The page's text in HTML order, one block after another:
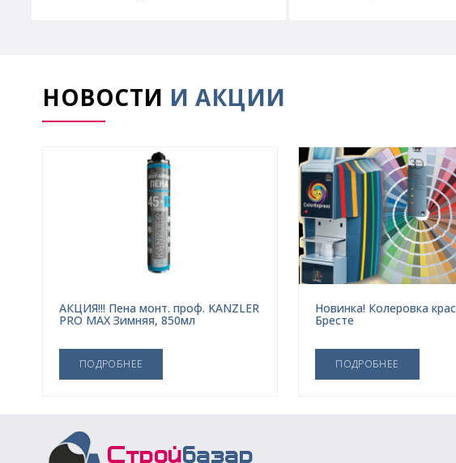
НОВОСТИ И АКЦИИ
АКЦИЯ!!! Пена монт. проф. KANZLER
PRO MAX Зимняя, 850мл
ПОДРОБНЕЕ
Новинка! Колеровка
Бресте
ПОДРОБНЕЕ